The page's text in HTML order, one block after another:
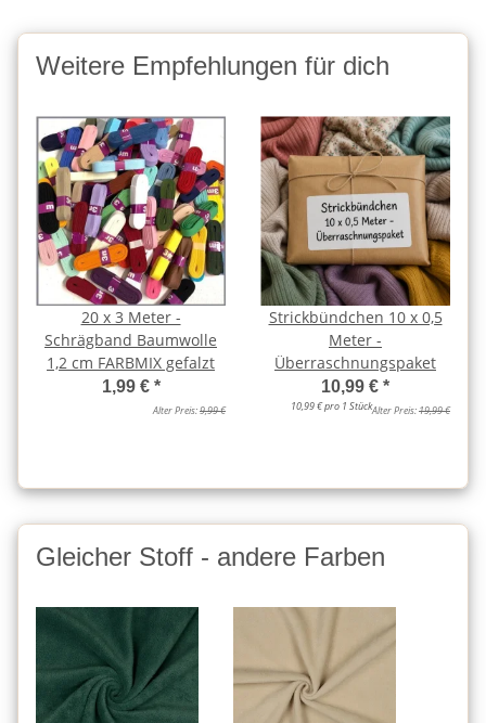
Weitere Empfehlungen für dich
20 x 3 Meter -
Schrägband Baumwolle
1,2 cm FARBMIX gefalzt
1,99 € *
Alter Preis:9,99 €
Strickbündchen 10 x 0,5
Meter -
Überraschnungspaket
10,99 € *
10,99 € pro 1 StückAlter Preis:19,99 €
Gleicher Stoff - andere Farben